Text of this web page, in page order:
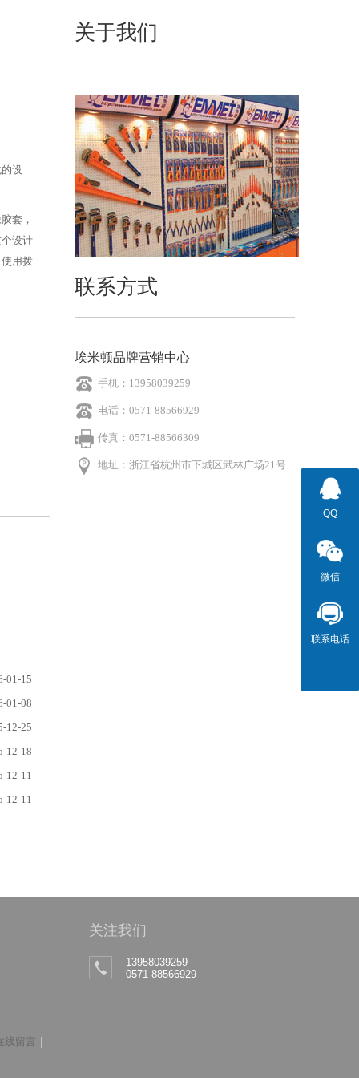
设
套，
设计
用拨
01-15
01-08
12-25
12-18
12-11
12-11
关于我们
联系方式
埃米顿品牌营销中心
手机：13958039259
电话：0571-88566929
传真：0571-88566309
地址：浙江省杭州市下城区武林广场21号
关注我们
13958039259
0571-88566929
线留言 |
QQ
微信
联系电话